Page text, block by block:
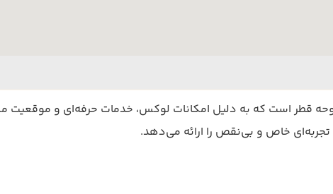
قطر است که به دلیل امکانات لوکس، خدمات حرفه‌ای و موقعیت
تجربه‌ای خاص و بی‌نقص را ارائه می‌دهد.